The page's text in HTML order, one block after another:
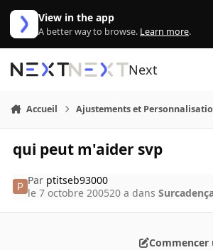
Aller au contenu
View in the app
A better way to browse. Learn more.
Next
Accueil Ajustements et
qui peut m'aider svp
Par ptitseb93000
le 7 octobre 200520 a dans
Commencer